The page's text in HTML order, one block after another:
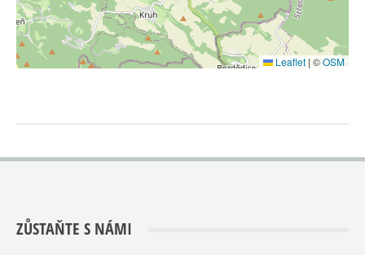
Leaflet | ©OSM
ZŮSTAŇTE S NÁMI